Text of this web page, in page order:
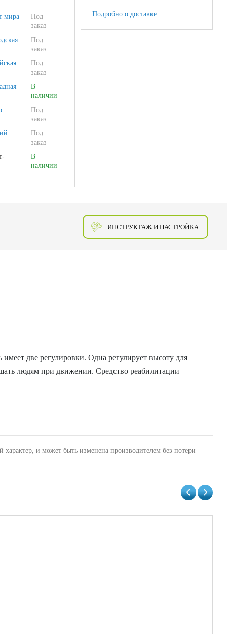
мира
Под
заказ
Под
заказ
Под
заказ
В
наличии
Под
заказ
Под
заказ
В
наличии
Подробно о доставке
ИНСТРУКТАЖ И НАСТРОЙКА
две регулировки. Одна регулирует высоту для
людям при движении. Средство реабилитации
и может быть изменена производителем без потери